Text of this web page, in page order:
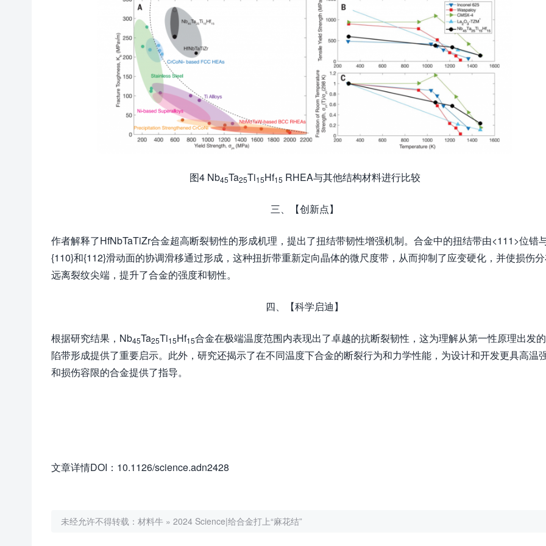
图4 Nb45Ta25Ti15Hf15 RHEA与其他结构材料进行比较
三、【创新点】
作者解释了HfNbTaTiZr合金超高断裂韧性的形成机理，提出了扭结带韧性增强机制。合金中的扭结带由<111>位错
{110}和{112}滑动面的协调滑移通过形成，这种扭折带重新定向晶体的微尺度带，从而抑制了应变硬化，并使损伤
远离裂纹尖端，提升了合金的强度和韧性。
四、【科学启迪】
根据研究结果，Nb45Ta25Ti15Hf15合金在极端温度范围内表现出了卓越的抗断裂韧性，这为理解从第一性原理出发
陷带形成提供了重要启示。此外，研究还揭示了在不同温度下合金的断裂行为和力学性能，为设计和开发更具高温
和损伤容限的合金提供了指导。
文章详情DOI：10.1126/science.adn2428
未经允许不得转载： 材料牛 » 2024 Science|给合金打上“麻花结”